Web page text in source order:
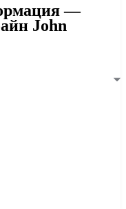
—
John